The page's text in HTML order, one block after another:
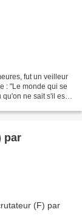
fut un veilleur
: "Le monde qui se
ne sait s'il est
par